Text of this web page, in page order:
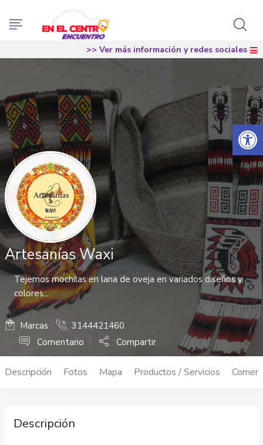
Abrir
>> Ver más información y redes sociales
Artesanías Waxi
Tejemos mochilas en lana de oveja en variados diseños y
colores...
Marcas
3144421460
Comentario
Compartir
Descripción Fotos Mapa Productos / Servicios
Descripción